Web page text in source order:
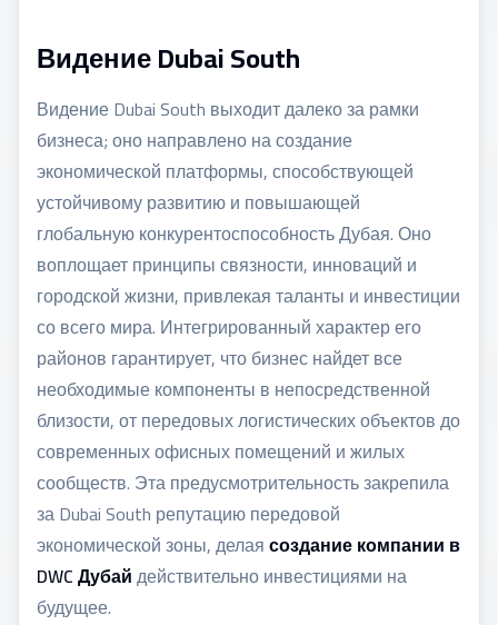
Видение Dubai South
Видение Dubai South выходит далеко за рамки
бизнеса; оно направлено на создание
экономической платформы, способствующей
устойчивому развитию и повышающей
глобальную конкурентоспособность Дубая. Оно
воплощает принципы связности, инноваций и
городской жизни, привлекая таланты и инвестиции
со всего мира. Интегрированный характер его
районов гарантирует, что бизнес найдет все
необходимые компоненты в непосредственной
близости, от передовых логистических объектов до
современных офисных помещений и жилых
сообществ. Эта предусмотрительность закрепила
за Dubai South репутацию передовой
экономической зоны, делаясоздание компании в
DWC Дубайдействительно инвестициями на
будущее.